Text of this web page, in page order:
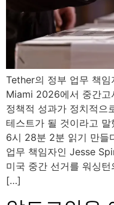
Tether의 정부 업무 책
Miami 2026에서 중간고
정책적 성과가 정치적으
테스트가 될 것이라고
6시 28분 2분 읽기 만
업무 책임자인 Jesse
미국 중간 선거를 워싱
[…]